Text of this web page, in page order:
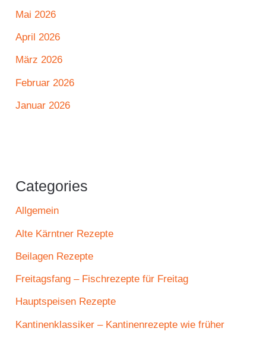
Mai 2026
April 2026
März 2026
Februar 2026
Januar 2026
Categories
Allgemein
Alte Kärntner Rezepte
Beilagen Rezepte
Freitagsfang – Fischrezepte für Freitag
Hauptspeisen Rezepte
Kantinenklassiker – Kantinenrezepte wie früher